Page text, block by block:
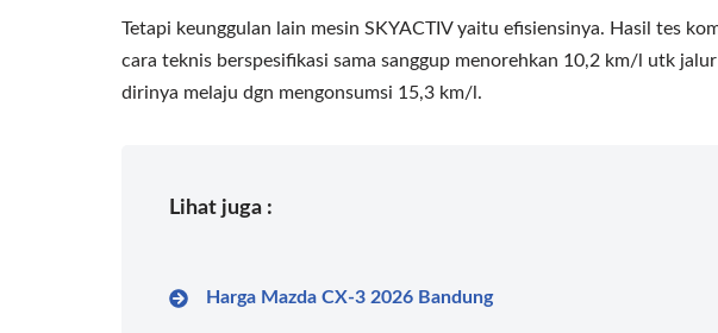
Tetapi keunggulan lain mesin SKYACTIV yaitu efisiensinya. Hasil tes
cara teknis berspesifikasi sama sanggup menorehkan 10,2 km/l utk
dirinya melaju dgn mengonsumsi 15,3 km/l.
Lihat juga :
Harga Mazda CX-3 2026 Bandung